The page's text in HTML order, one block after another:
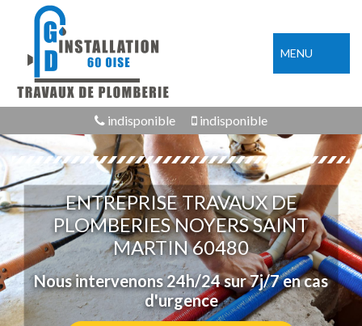
MENU
indisponible indisponible
ENTREPRISE TRAVAUX DE
PLOMBERIES NOYERS SAINT
MARTIN 60480
Nous intervenons 24h/24 sur 7j/7 en cas
d'urgence